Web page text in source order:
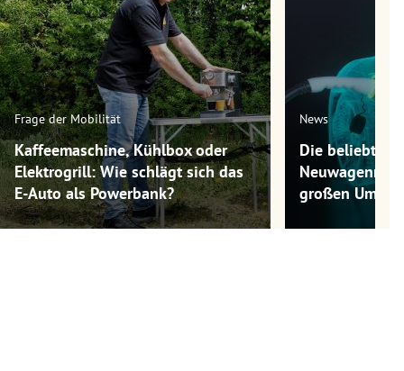
Frage der Mobilität
Kaffeemaschine, Kühlbox oder
Elektrogrill: Wie schlägt sich das
E-Auto als Powerbank?
News
Die
großen